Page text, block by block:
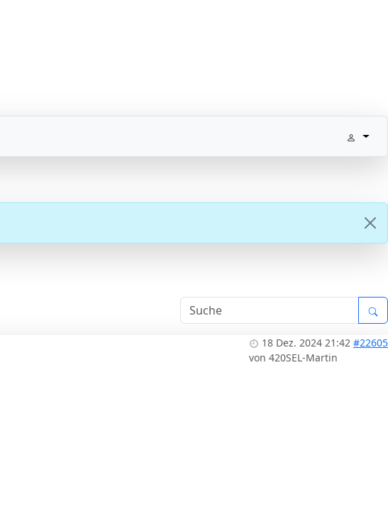
18 Dez. 2024 21:42 #22605
von 420SEL-Martin